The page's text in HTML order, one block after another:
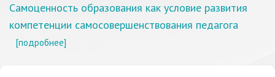
Самоценность образования как условие развития
компетенции самосовершенствования педагога
[подробнее]